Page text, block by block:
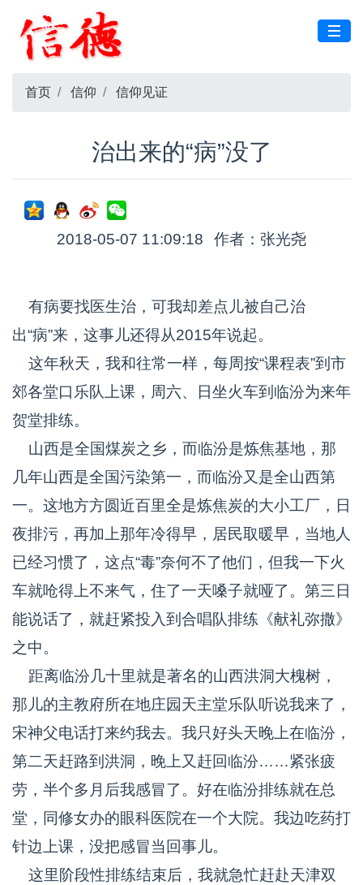
首页 信仰 信仰见证
治出来的“病”没了
2018-05-07 11:09:18 作者：张光尧
有病要找医生治，可我却差点儿被自己治
出“病”来，这事儿还得从2015年说起。
这年秋天，我和往常一样，每周按“课程表”到市
郊各堂口乐队上课，周六、日坐火车到临汾为来年
贺堂排练。
山西是全国煤炭之乡，而临汾是炼焦基地，那
几年山西是全国污染第一，而临汾又是全山西第
一。这地方方圆近百里全是炼焦炭的大小工厂，日
夜排污，再加上那年冷得早，居民取暖早，当地人
已经习惯了，这点“毒”奈何不了他们，但我一下火
车就呛得上不来气，住了一天嗓子就哑了。第三日
能说话了，就赶紧投入到合唱队排练《献礼弥撒》
之中。
距离临汾几十里就是著名的山西洪洞大槐树，
那儿的主教府所在地庄园天主堂乐队听说我来了，
宋神父电话打来约我去。我只好头天晚上在临汾，
第二天赶路到洪洞，晚上又赶回临汾……紧张疲
劳，半个多月后我感冒了。好在临汾排练就在总
堂，同修女办的眼科医院在一个大院。我边吃药打
针边上课，没把感冒当回事儿。
这里阶段性排练结束后，我就急忙赶赴天津双